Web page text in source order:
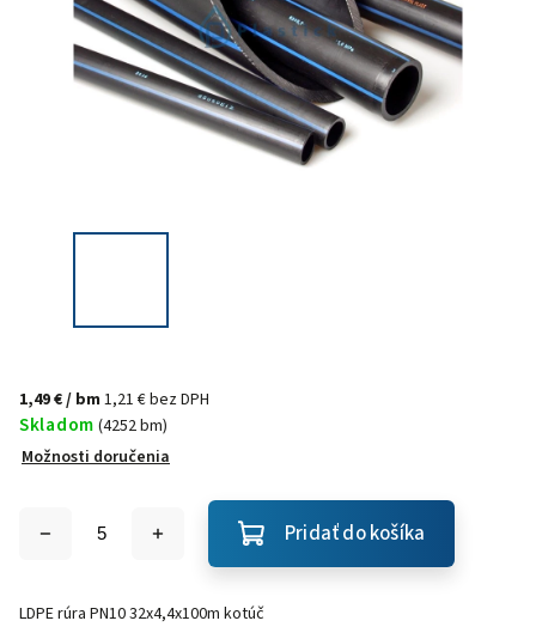
1,49 €/ bm 1,21 € bez DPH
Skladom (4252 bm)
Možnosti doručenia
Pridať do košíka
LDPE rúra PN10 32x4,4x100m kotúč